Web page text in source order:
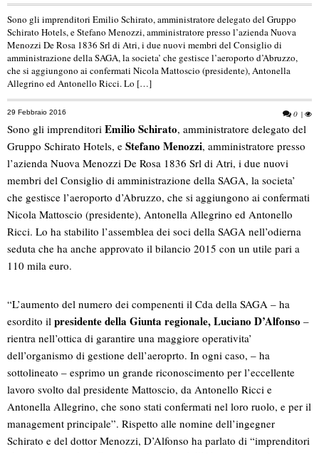
Sono gli imprenditori Emilio Schirato, amministratore delegato del Gruppo
Schirato Hotels, e Stefano Menozzi, amministratore presso l’azienda Nuova
Menozzi De Rosa 1836 Srl di Atri, i due nuovi membri del Consiglio di
amministrazione della SAGA, la societa’ che gestisce l’aeroporto d’Abruzzo,
che si aggiungono ai confermati Nicola Mattoscio (presidente), Antonella
Allegrino ed Antonello Ricci. Lo […]
29 Febbraio 2016 0 |
Sono gli imprenditori Emilio Schirato, amministratore delegato del
Gruppo Schirato Hotels, e Stefano Menozzi, amministratore presso
l’azienda Nuova Menozzi De Rosa 1836 Srl di Atri, i due nuovi
membri del Consiglio di amministrazione della SAGA, la societa’
che gestisce l’aeroporto d’Abruzzo, che si aggiungono ai confermati
Nicola Mattoscio (presidente), Antonella Allegrino ed Antonello
Ricci. Lo ha stabilito l’assemblea dei soci della SAGA nell’odierna
seduta che ha anche approvato il bilancio 2015 con un utile pari a
110 mila euro.
“L’aumento del numero dei compenenti il Cda della SAGA – ha
esordito il presidente della Giunta regionale, Luciano D’Alfonso –
rientra nell’ottica di garantire una maggiore operativita’
dell’organismo di gestione dell’aeroprto. In ogni caso, – ha
sottolineato – esprimo un grande riconoscimento per l’eccellente
lavoro svolto dal presidente Mattoscio, da Antonello Ricci e
Antonella Allegrino, che sono stati confermati nel loro ruolo, e per il
management principale”. Rispetto alle nomine dell’ingegner
Schirato e del dottor Menozzi, D’Alfonso ha parlato di “imprenditori